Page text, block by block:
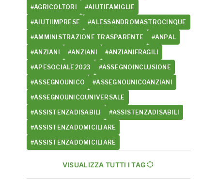
#AGRICOLTORI #AIUTIFAMIGLIE
#AIUTIIMPRESE #ALESSANDROMASTROCINQUE
#AMMINISTRAZIONE TRASPARENTE #ANPAL
#ANZIANI #ANZIANI #ANZIANIFRAGILI
#APESOCIALE2023 #ASSEGNOINCLUSIONE
#ASSEGNOUNICO #ASSEGNOUNICOANZIANI
#ASSEGNOUNICOUNIVERSALE
#ASSISTENZADISABILI #ASSISTENZADISABILI
#ASSISTENZADOMICILIARE
#ASSISTENZADOMICILIARE
VISUALIZZA TUTTI I TAG